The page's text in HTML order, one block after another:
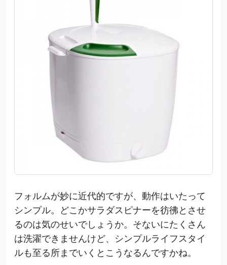
フォルムが妙に近代的ですが、動作はいたって
シンプル。どこかサラダスピナーを彷彿とさせ
るのは気のせいでしょうか。そないにたくさん
は洗濯できませんけど、シンプルライフスタイ
ルも至る所までいくとこうなるんですかね。